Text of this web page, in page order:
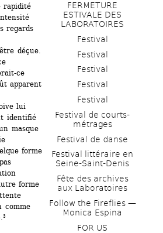
rapidité
regards
déçue.
ce
apparent
lui
identifié
masque
forme
forme
comme
FERMETURE
ESTIVALE DES
LABORATOIRES
Festival
Festival
Festival
Festival
Festival
Festival de courts-
métrages
Festival de danse
Festival littéraire en
Seine-Saint-Denis
Fête des archives
aux Laboratoires
Follow the Fireflies —
Monica Espina
FOR US